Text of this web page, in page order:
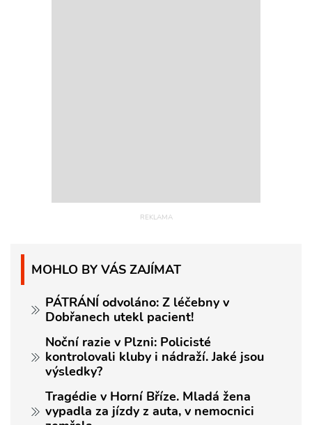
MOHLO BY VÁS ZAJÍMAT
PÁTRÁNÍ odvoláno: Z léčebny v
Dobřanech utekl pacient!
Noční razie v Plzni: Policisté
kontrolovali kluby i nádraží. Jaké jsou
výsledky?
Tragédie v Horní Bříze. Mladá žena
vypadla za jízdy z auta, v nemocnici